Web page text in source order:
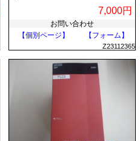
7,000円
お問い合わせ
【個別ページ】
【フォーム】
Z23112365